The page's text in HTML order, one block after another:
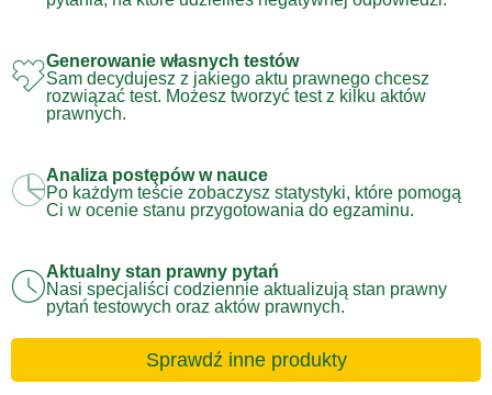
Generowanie własnych testów
Sam decydujesz z jakiego aktu prawnego chcesz
rozwiązać test. Możesz tworzyć test z kilku aktów
prawnych.
Analiza postępów w nauce
Po każdym teście zobaczysz statystyki, które pomogą
Ci w ocenie stanu przygotowania do egzaminu.
Aktualny stan prawny pytań
Nasi specjaliści codziennie aktualizują stan prawny
pytań testowych oraz aktów prawnych.
Sprawdź inne produkty